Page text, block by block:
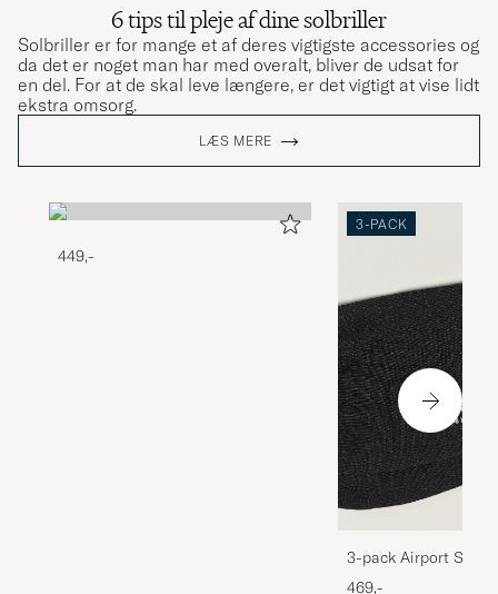
6 tips til pleje af dine solbriller
Solbriller er for mange et af deres vigtigste accessories og
da det er noget man har med overalt, bliver de udsat for
en del. For at de skal leve længere, er det vigtigt at vise lidt
ekstra omsorg.
LÆS MERE
449,-
3-PACK
3-pack Airport
Melange
469,-